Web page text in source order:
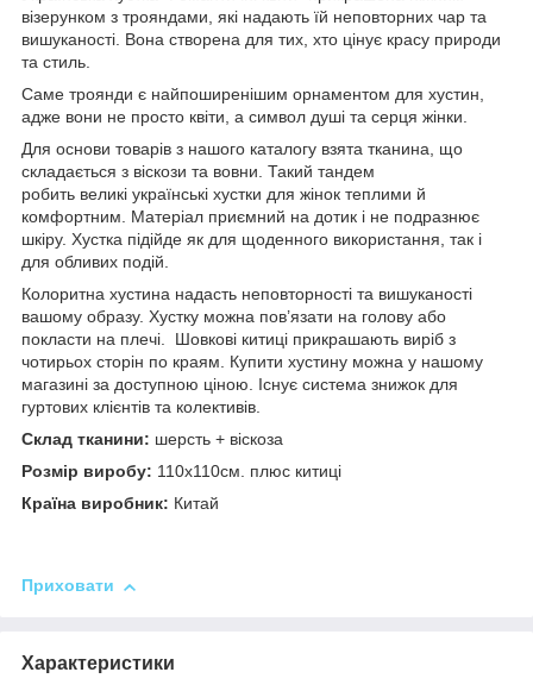
візерунком з трояндами, які надають їй неповторних чар та
вишуканості. Вона створена для тих, хто цінує красу природи
та стиль.
Саме троянди є найпоширенішим орнаментом для хустин,
адже вони не просто квіти, а символ душі та серця жінки.
Для основи товарів з нашого каталогу взята тканина, що
складається з віскози та вовни. Такий тандем
робить великі українські хустки для жінок теплими й
комфортним. Матеріал приємний на дотик і не подразнює
шкіру. Хустка підійде як для щоденного використання, так і
для обливих подій.
Колоритна хустина надасть неповторності та вишуканості
вашому образу. Хустку можна пов’язати на голову або
покласти на плечі. Шовкові китиці прикрашають виріб з
чотирьох сторін по краям. Купити хустину можна у нашому
магазині за доступною ціною. Існує система знижок для
гуртових клієнтів та колективів.
Склад тканини: шерсть + віскоза
Розмір виробу: 110х110см. плюс китиці
Країна виробник: Китай
Приховати
Характеристики